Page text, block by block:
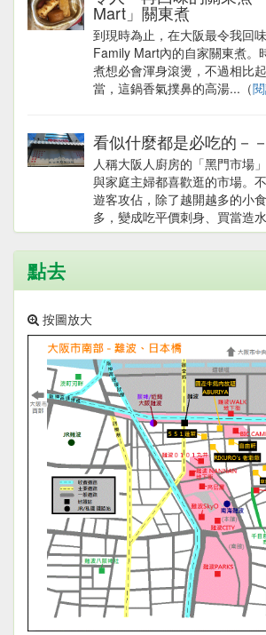
Mart」關東煮
到現時為止，在大阪最令我回
Family Mart內的自家關東煮。
煮想必會渾身滾燙，不過相比
當，這鍋香氣撲鼻的高湯...（
看似什麼都是必吃的－
人稱大阪人廚房的「黑門市場
與家庭主婦都喜歡逛的市場。
遊客攻佔，除了越開越多的小
多，變成吃平價刺身、買當造
點去
按圖放大